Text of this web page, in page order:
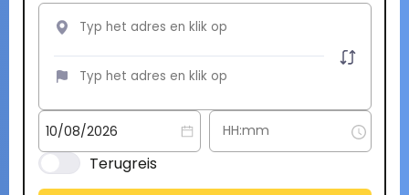
Terugreis